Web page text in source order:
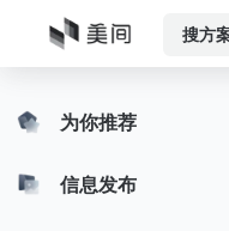
搜方
为你推荐
信息发布